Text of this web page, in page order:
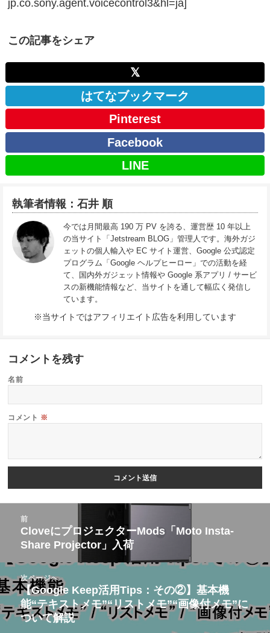
jp.co.sony.agent.voicecontrol3&hl=ja]
この記事をシェア
𝕏
はてなブックマーク
Pinterest
Facebook
LINE
執筆者情報：石井 順
今では月間最高 190 万 PV を誇る、運営歴 10 年以上
の当サイト「Jetstream BLOG」管理人です。海外ガジ
ェットの個人輸入や EC サイト運営、Google 公式認定
プログラム「Google ヘルプヒーロー」での活動を経
て、国内外ガジェット情報や Google 系アプリ / サービ
スの新機能情報など、当サイトを通して幅広く発信し
ています。
※当サイトではアフィリエイト広告を利用しています
コメントを残す
名前
コメント ※
ビ
ゲ
ー
シ
前
前
の
投
稿:
CloveにプロジェクターMods「Moto Insta-
Share Projector」入荷
次ページへ
次
の
投
【Google Keep活用Tips：その②】基本機
能“テキストメモ”“リストメモ”“画像付メモ”に
ついて解説